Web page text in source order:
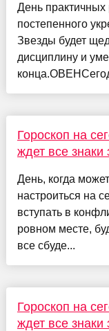
День
постепенного
Звезды будет
дисциплину и
Гороскоп на
ждет все знаки
День, когда
настроиться на
вступать в
ровном месте,
все сбуде...
Гороскоп на
ждет все знаки